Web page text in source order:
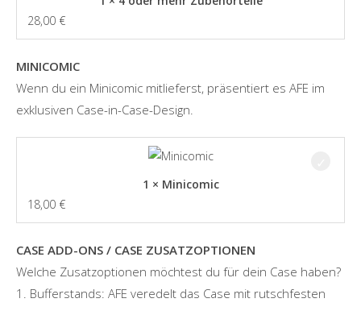
28,00 €
MINICOMIC
Wenn du ein Minicomic mitlieferst, präsentiert es AFE im
exklusiven Case-in-Case-Design.
1 × Minicomic
18,00 €
CASE ADD-ONS / CASE ZUSATZOPTIONEN
Welche Zusatzoptionen möchtest du für dein Case haben?
1. Bufferstands: AFE veredelt das Case mit rutschfesten